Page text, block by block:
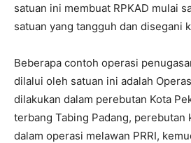
satuan ini membuat RPKAD mulai
satuan yang tangguh dan disegani
Beberapa contoh operasi
dilalui oleh satuan ini adalah
dilakukan dalam perebutan Kota
terbang Tabing Padang, perebutan
dalam operasi melawan PRRI,